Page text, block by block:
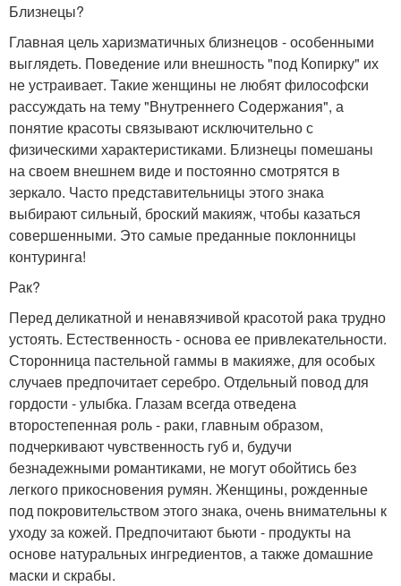
Близнецы?
Главная цель харизматичных близнецов - особенными
выглядеть. Поведение или внешность "под Копирку" их
не устраивает. Такие женщины не любят философски
рассуждать на тему "Внутреннего Содержания", а
понятие красоты связывают исключительно с
физическими характеристиками. Близнецы помешаны
на своем внешнем виде и постоянно смотрятся в
зеркало. Часто представительницы этого знака
выбирают сильный, броский макияж, чтобы казаться
совершенными. Это самые преданные поклонницы
контуринга!
Рак?
Перед деликатной и ненавязчивой красотой рака трудно
устоять. Естественность - основа ее привлекательности.
Сторонница пастельной гаммы в макияже, для особых
случаев предпочитает серебро. Отдельный повод для
гордости - улыбка. Глазам всегда отведена
второстепенная роль - раки, главным образом,
подчеркивают чувственность губ и, будучи
безнадежными романтиками, не могут обойтись без
легкого прикосновения румян. Женщины, рожденные
под покровительством этого знака, очень внимательны к
уходу за кожей. Предпочитают бьюти - продукты на
основе натуральных ингредиентов, а также домашние
маски и скрабы.